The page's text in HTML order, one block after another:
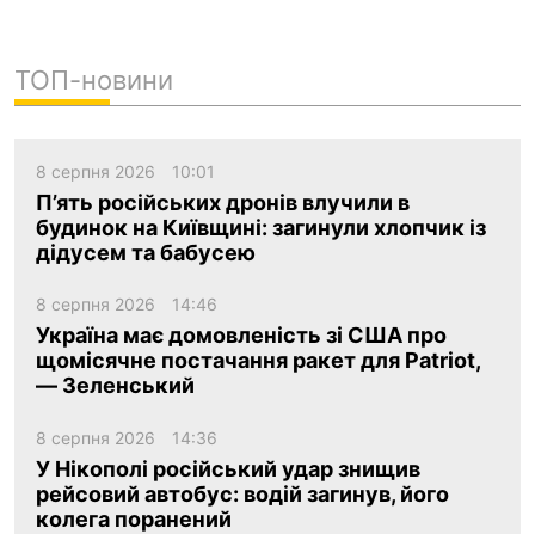
ТОП-новини
8 серпня 2026 10:01
П’ять російських дронів влучили в
будинок на Київщині: загинули хлопчик із
дідусем та бабусею
8 серпня 2026 14:46
Україна має домовленість зі США про
щомісячне постачання ракет для Patriot,
— Зеленський
8 серпня 2026 14:36
У Нікополі російський удар знищив
рейсовий автобус: водій загинув, його
колега поранений